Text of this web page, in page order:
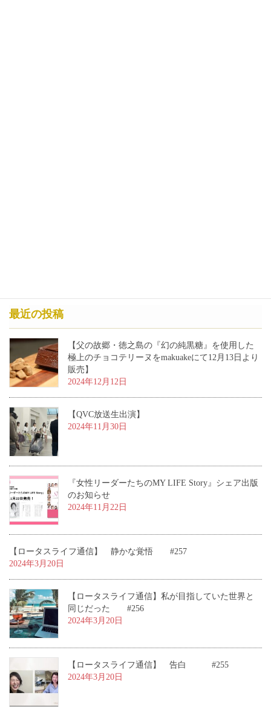
最近の投稿
【父の故郷・徳之島の『幻の純黒糖』を使用した
極上のチョコテリーヌをmakuakeにて12月13日より
販売】
2024年12月12日
【QVC放送生出演】
2024年11月30日
『女性リーダーたちのMY LIFE Story』シェア出版
のお知らせ
2024年11月22日
【ロータスライフ通信】 静かな覚悟 #257
2024年3月20日
【ロータスライフ通信】私が目指していた世界と
同じだった #256
2024年3月20日
【ロータスライフ通信】 告白 #255
2024年3月20日